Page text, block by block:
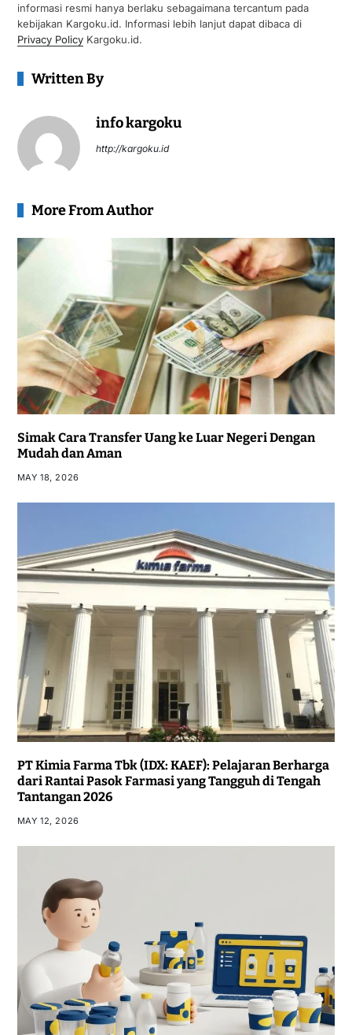
informasi resmi hanya berlaku sebagaimana tercantum pada
kebijakan Kargoku.id. Informasi lebih lanjut dapat dibaca di
Privacy PolicyKargoku.id.
Written By
info kargoku
http://kargoku.id
More From Author
Simak Cara Transfer Uang ke Luar Negeri Dengan
Mudah dan Aman
MAY 18, 2026
PT Kimia Farma Tbk (IDX: KAEF): Pelajaran Berharga
dari Rantai Pasok Farmasi yang Tangguh di Tengah
Tantangan 2026
MAY 12, 2026